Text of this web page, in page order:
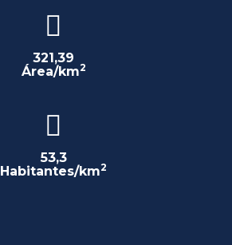
321,39
Área/km2
53,3
Habitantes/km2